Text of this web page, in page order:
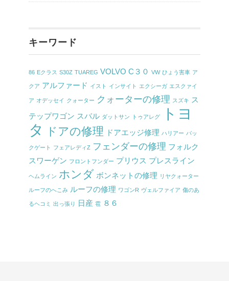
キーワード
86 Eクラス S30Z TUAREG VOLVO C３０ VW ひょう害車 ア
クア アルファード イスト インサイト エクシーガ エスクァイ
ア オデッセイ クォーター クォーターの修理 スズキ ス
テップワゴン スバル ダットサン トゥアレグ
トヨ
タ
ドアの修理 ドアエッジ修理 ハリアー バッ
クゲート フェアレディZ フェンダーの修理 フォルク
スワーゲン フロントフンダー プリウス プレスライン
ヘムライン ホンダ ボンネットの修理 リヤクォーター
ルーフのへこみ ルーフの修理 ワゴンR ヴェルファイア 傷のあ
るヘコミ 出っ張り 日産 雹 ８６